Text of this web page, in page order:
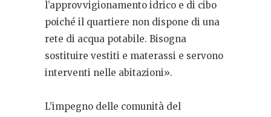
l’approvvigionamento idrico e di cibo
poiché il quartiere non dispone di una
rete di acqua potabile. Bisogna
sostituire vestiti e materassi e servono
interventi nelle abitazioni».
L’impegno delle comunità del